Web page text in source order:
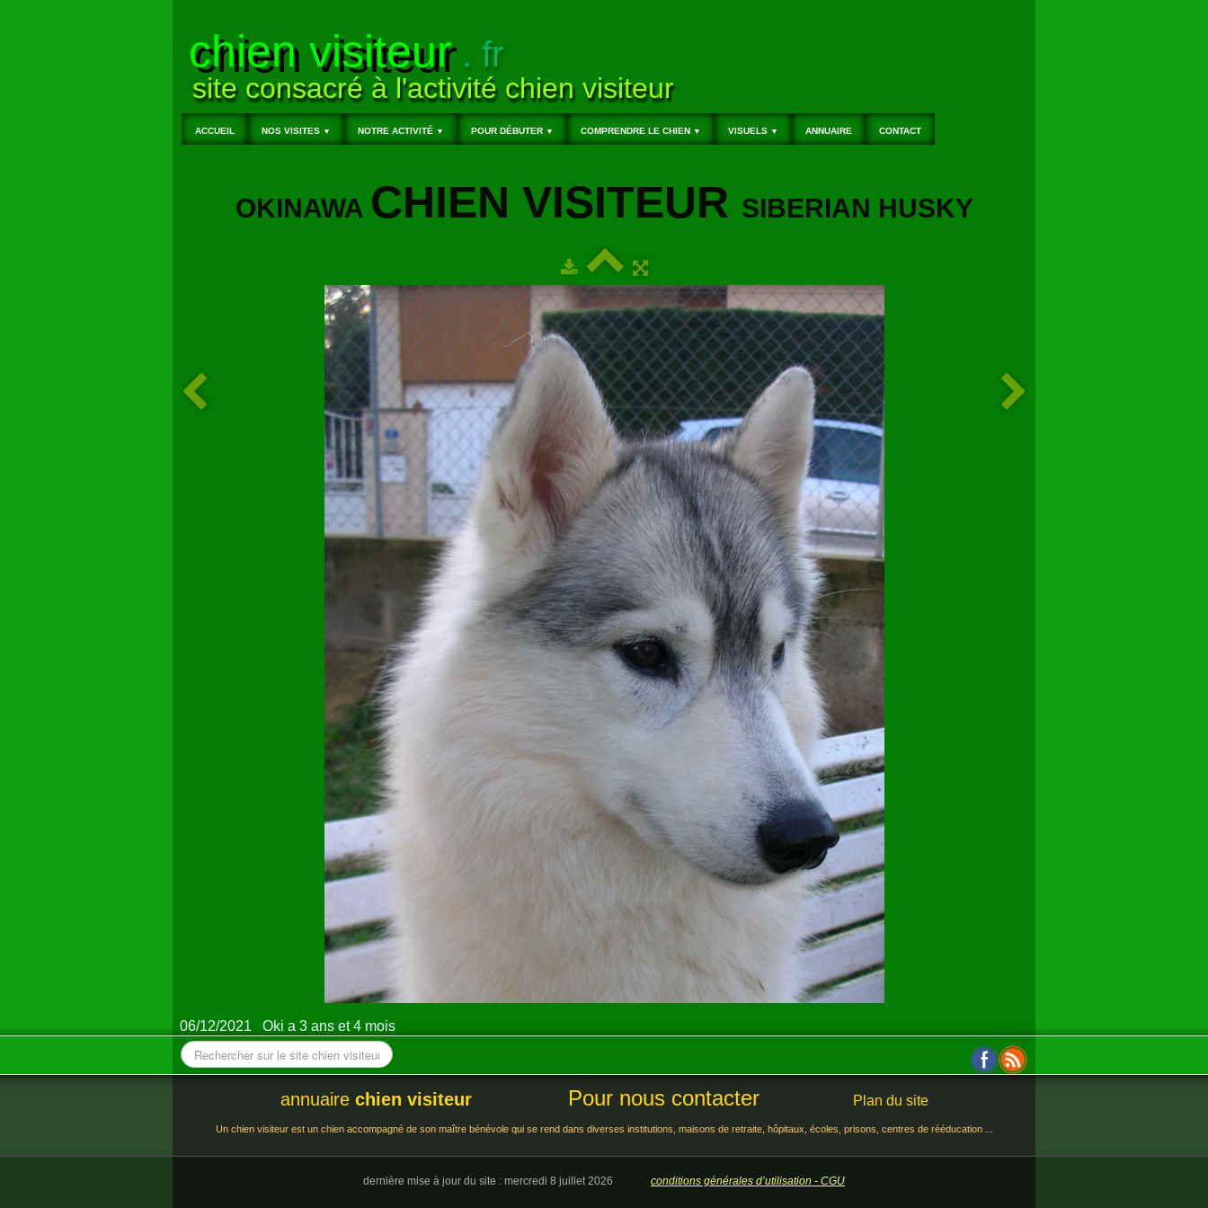
chien visiteur. fr
site consacré à l'activité chien visiteur
ACCUEIL NOS VISITES ▼ NOTRE ACTIVITÉ ▼ POUR DÉBUTER ▼ COMPRENDRE LE CHIEN ▼ VISUELS ▼ ANNUAIRE CONTACT
OKINAWA CHIEN VISITEUR SIBERIAN HUSKY
06/12/2021 Oki a 3 ans et 4 mois
annuaire chien visiteur Pour nous contacter Plan du site
Un chien visiteur est un chien accompagné de son maître bénévole qui se rend dans diverses institutions, maisons de retraite, hôpitaux, écoles, prisons, centres de rééducation ...
dernière mise à jour du site : mercredi 8 juillet 2026 conditions générales d’utilisation - CGU